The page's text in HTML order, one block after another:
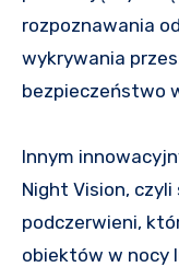
rozpoznawania
wykrywania
bezpieczeństwo
Innym
Night Vision,
podczerwieni,
obiektów w nocy